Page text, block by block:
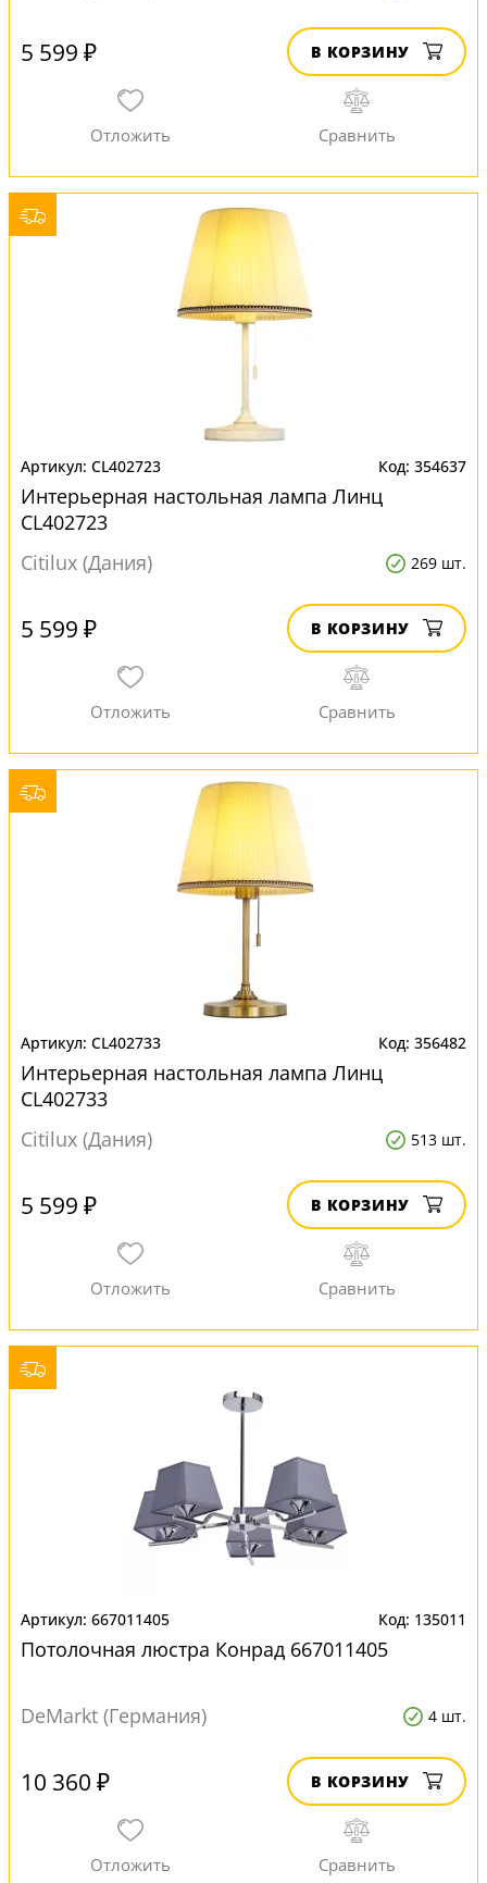
5 599 ₽ В КОРЗИНУ
CL402723 354637
Интерьерная настольная лампа Линц
CL402723
Citilux (Дания)
269 шт.
5 599 ₽ В КОРЗИНУ
CL402733 356482
Интерьерная настольная лампа Линц
CL402733
Citilux (Дания)
513 шт.
5 599 ₽ В КОРЗИНУ
667011405 135011
Потолочная люстра Конрад 667011405
DeMarkt (Германия) 4 шт.
10 360 ₽ В КОРЗИНУ